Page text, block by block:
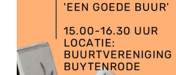
november